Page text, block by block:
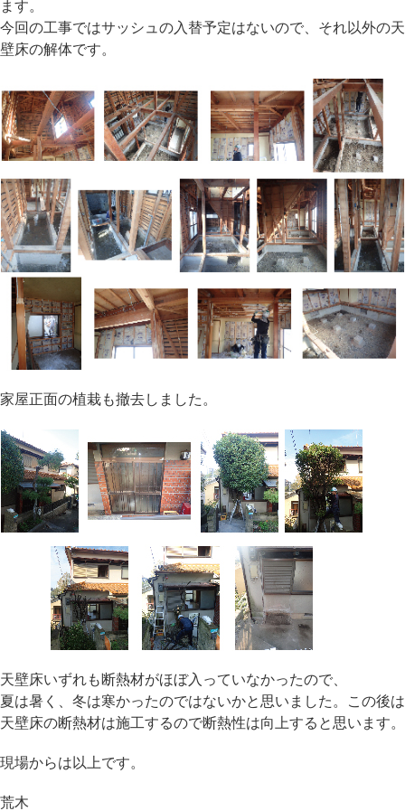
ます。
今回の工事ではサッシュの入替予定はないので、それ以外の天
壁床の解体です。
家屋正面の植栽も撤去しました。
天壁床いずれも断熱材がほぼ入っていなかったので、
夏は暑く、冬は寒かったのではないかと思いました。この後は
天壁床の断熱材は施工するので断熱性は向上すると思います。
現場からは以上です。
荒木